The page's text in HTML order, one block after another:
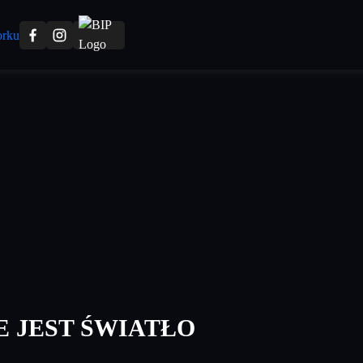
JEST ŚWIATŁO